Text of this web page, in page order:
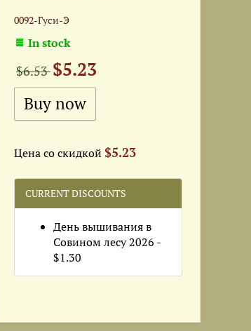
0092-Гуси-Э
In stock
$6.53$5.23
Цена со скидкой $5.23
CURRENT DISCOUNTS
День вышивания в
Совином лесу 2026 -
$1.30